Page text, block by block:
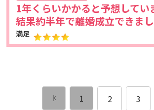
1年くらいかかると予想してい
結果約半年で離婚成立できま
満足
1 2 3